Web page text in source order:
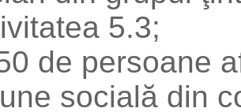
5.3;
de persoane
socială din